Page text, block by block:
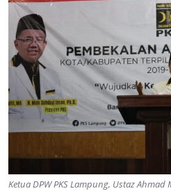
Ketua DPW PKS Lampung, Ustaz Ahmad